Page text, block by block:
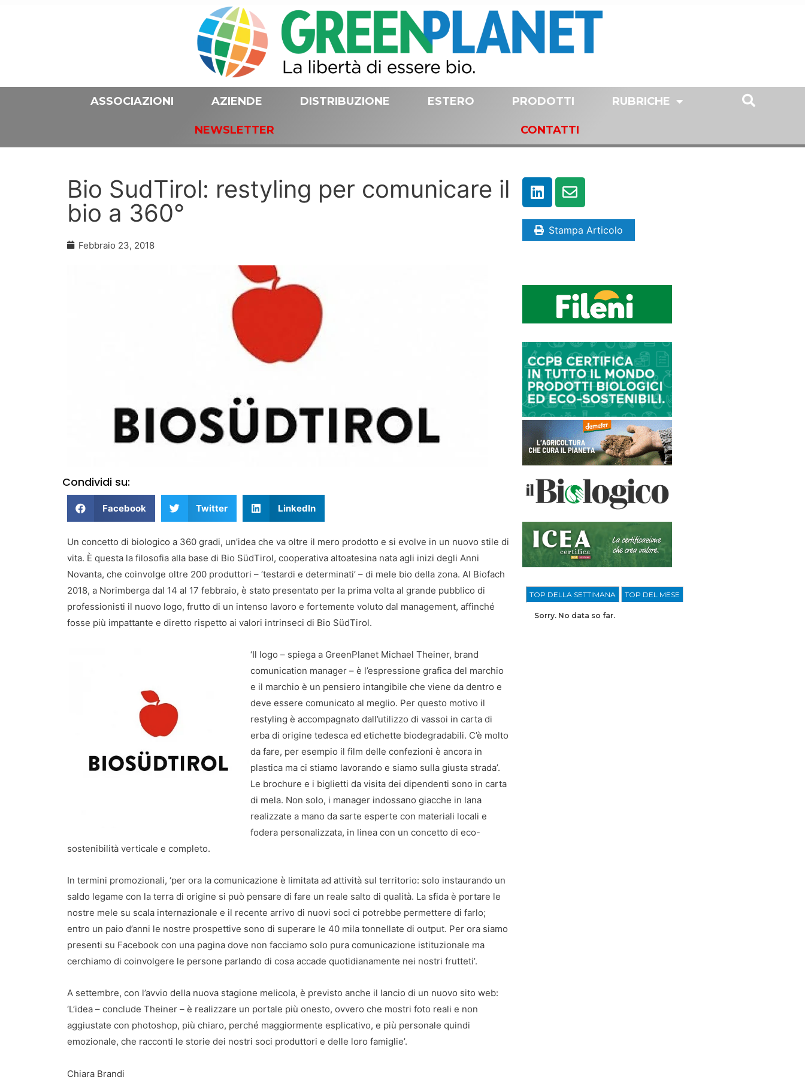
ASSOCIAZIONI AZIENDE DISTRIBUZIONE ESTERO PRODOTTI RUBRICHE
NEWSLETTER CONTATTI
Bio SudTirol: restyling per comunicare il
bio a 360°
Febbraio 23, 2018
Condividi su:
Facebook Twitter LinkedIn
Un concetto di biologico a 360 gradi, un’idea che va oltre il mero prodotto e si evolve in un nuovo stile di
vita. È questa la filosofia alla base di Bio SüdTirol, cooperativa altoatesina nata agli inizi degli Anni
Novanta, che coinvolge oltre 200 produttori – ‘testardi e determinati’ – di mele bio della zona. Al Biofach
2018, a Norimberga dal 14 al 17 febbraio, è stato presentato per la prima volta al grande pubblico di
professionisti il nuovo logo, frutto di un intenso lavoro e fortemente voluto dal management, affinché
fosse più impattante e diretto rispetto ai valori intrinseci di Bio SüdTirol.
‘Il logo – spiega a GreenPlanet Michael Theiner, brand
comunication manager – è l’espressione grafica del marchio
e il marchio è un pensiero intangibile che viene da dentro e
deve essere comunicato al meglio. Per questo motivo il
restyling è accompagnato dall’utilizzo di vassoi in carta di
erba di origine tedesca ed etichette biodegradabili. C’è molto
da fare, per esempio il film delle confezioni è ancora in
plastica ma ci stiamo lavorando e siamo sulla giusta strada’.
Le brochure e i biglietti da visita dei dipendenti sono in carta
di mela. Non solo, i manager indossano giacche in lana
realizzate a mano da sarte esperte con materiali locali e
fodera personalizzata, in linea con un concetto di eco-
sostenibilità verticale e completo.
In termini promozionali, ‘per ora la comunicazione è limitata ad attività sul territorio: solo instaurando un
saldo legame con la terra di origine si può pensare di fare un reale salto di qualità. La sfida è portare le
nostre mele su scala internazionale e il recente arrivo di nuovi soci ci potrebbe permettere di farlo;
entro un paio d’anni le nostre prospettive sono di superare le 40 mila tonnellate di output. Per ora siamo
presenti su Facebook con una pagina dove non facciamo solo pura comunicazione istituzionale ma
cerchiamo di coinvolgere le persone parlando di cosa accade quotidianamente nei nostri frutteti’.
A settembre, con l’avvio della nuova stagione melicola, è previsto anche il lancio di un nuovo sito web:
‘L’idea – conclude Theiner – è realizzare un portale più onesto, ovvero che mostri foto reali e non
aggiustate con photoshop, più chiaro, perché maggiormente esplicativo, e più personale quindi
emozionale, che racconti le storie dei nostri soci produttori e delle loro famiglie’.
Chiara Brandi
Stampa Articolo
TOP DELLA SETTIMANA TOP DEL MESE
Sorry. No data so far.